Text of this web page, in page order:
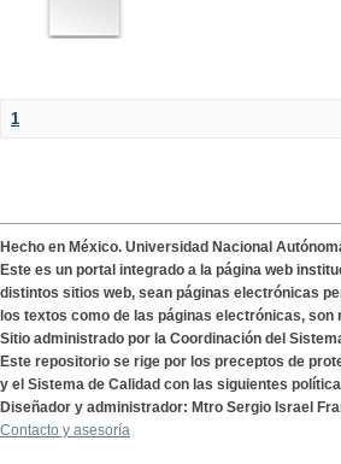
1
Hecho en México. Universidad Nacional
Este es un portal integrado a la página web
distintos sitios web, sean páginas electrónicas
los textos como de las páginas electrónicas,
Sitio administrado por la Coordinación del
Este repositorio se rige por los preceptos de
y el Sistema de Calidad con las siguientes
Diseñador y administrador: Mtro Sergio Israel
Contacto y asesoría